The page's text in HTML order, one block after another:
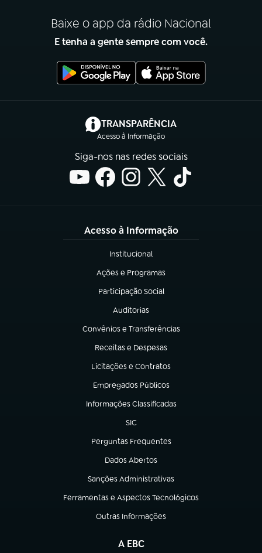
Baixe o app da rádio Nacional
E tenha a gente sempre com você.
TRANSPARÊNCIA
Acesso à Informação
(abre em nova aba)
Siga-nos nas redes sociais
Acesso à Informação
Institucional
(abre em nova aba)
Ações e Programas
(abre em nova aba)
Participação Social
(abre em nova aba)
Auditorias
(abre em nova aba)
Convênios e Transferências
(abre em nova aba)
Receitas e Despesas
(abre em nova aba)
Licitações e Contratos
(abre em nova aba)
Empregados Públicos
(abre em nova aba)
Informações Classificadas
(abre em nova aba)
SIC
(abre em nova aba)
Perguntas Frequentes
(abre em nova aba)
Dados Abertos
(abre em nova aba)
Sanções Administrativas
(abre em nova aba)
Ferramentas e Aspectos Tecnológicos
(abre em nova aba)
Outras Informações
(abre em nova aba)
A EBC